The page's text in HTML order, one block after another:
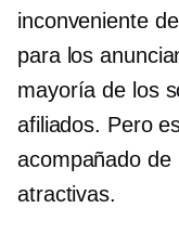
inconveniente
para los
mayoría de los
afiliados. Pero
acompañado de
atractivas.